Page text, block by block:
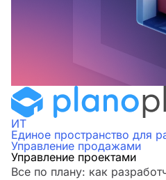
ИТ
Единое пространство для
Управление продажами
Управление проектами
Все по плану: как